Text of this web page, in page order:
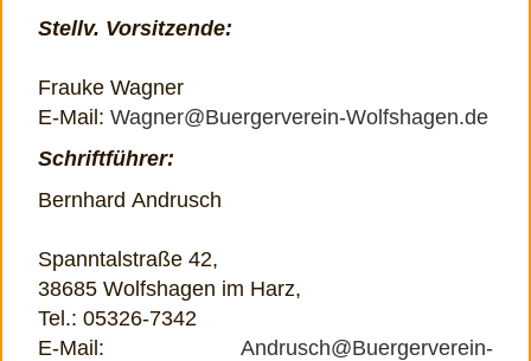
Stellv. Vorsitzende:
Frauke Wagner
E-Mail: Wagner@Buergerverein-Wolfshagen.de
Schriftführer:
Bernhard Andrusch
Spanntalstraße 42,
38685 Wolfshagen im Harz,
Tel.: 05326-7342
E-Mail: Andrusch@Buergerverein-